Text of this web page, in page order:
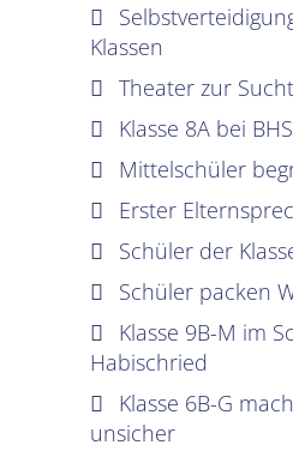
Klassen
Theater zur
Klasse 8A bei
Mittelschüler
Erster
Schüler der
Schüler packen
Klasse 9B-M im
Habischried
Klasse 6B-G
unsicher